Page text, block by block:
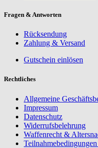
Fragen & Antworten
Rücksendung
Zahlung & Versand
Gutschein einlösen
Rechtliches
Allgemeine
Impressum
Datenschutz
Widerrufsbelehrung
Waffenrecht &